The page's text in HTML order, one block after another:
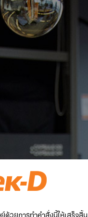
วยการทำคำสั่งนี้ให้เสร็จสิ้น